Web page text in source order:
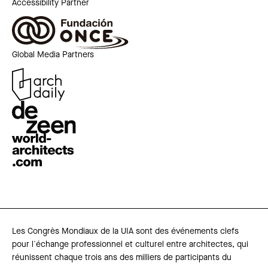
Accessibility Partner
Global Media Partners
Les Congrès Mondiaux de la UIA sont des événements clefs
pour l´échange professionnel et culturel entre architectes, qui
réunissent chaque trois ans des milliers de participants du